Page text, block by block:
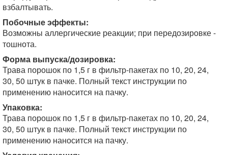
взбалтывать.
Побочные эффекты:
Возможны аллергические реакции; при передозировке -
тошнота.
Форма выпуска/дозировка:
Трава порошок по 1,5 г в фильтр-пакетах по 10, 20, 24,
30, 50 штук в пачке. Полный текст инструкции по
применению наносится на пачку.
Упаковка:
Трава порошок по 1,5 г в фильтр-пакетах по 10, 20, 24,
30, 50 штук в пачке. Полный текст инструкции по
применению наносится на пачку.